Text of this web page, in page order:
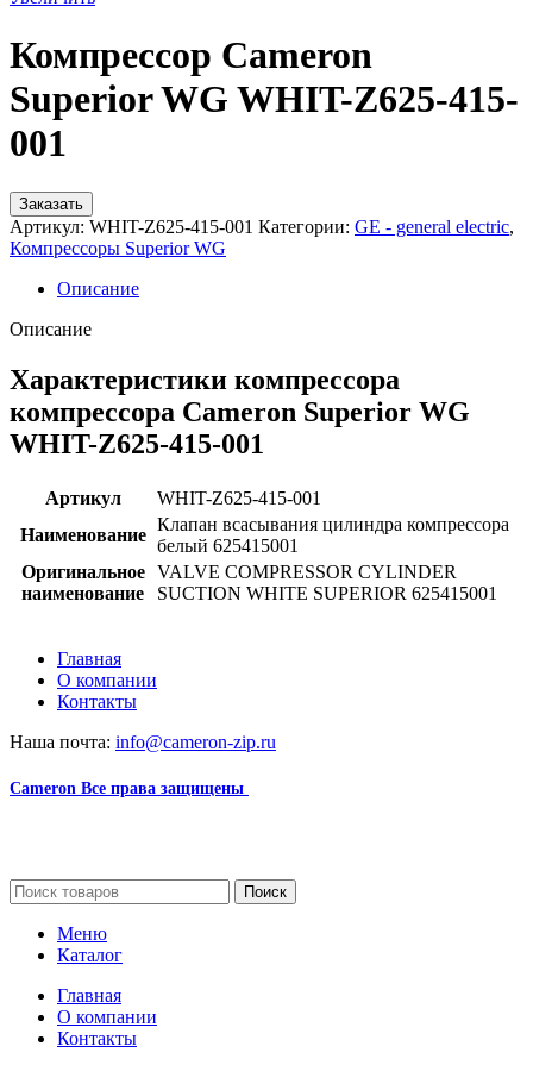
Компрессор Cameron
Superior WG WHIT-Z625-415-
001
Заказать
Артикул: WHIT-Z625-415-001 Категории: GE - general electric,
Компрессоры Superior WG
Описание
Описание
Характеристики компрессора
компрессора Cameron Superior WG
WHIT-Z625-415-001
Артикул
WHIT-Z625-415-001
Наименование
Клапан всасывания цилиндра компрессора
белый 625415001
Оригинальное
наименование
VALVE COMPRESSOR CYLINDER
SUCTION WHITE SUPERIOR 625415001
Главная
О компании
Контакты
Наша почта: info@cameron-zip.ru
Cameron Все права защищены
Поиск
Меню
Каталог
Главная
О компании
Контакты